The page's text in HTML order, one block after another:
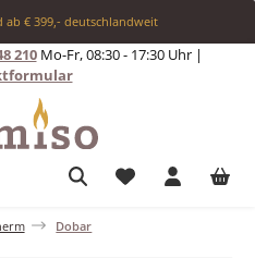
ab € 399,- deutschlandweit
210Mo-Fr, 08:30 - 17:30 Uhr |
Du hast 0
Dobar